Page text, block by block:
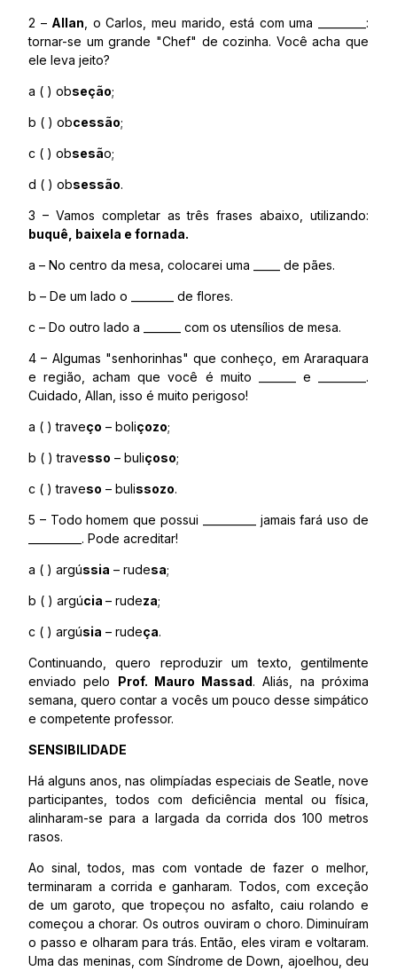
2 – Allan , o Carlos, meu marido, está com uma _________:
tornar-se um grande "Chef" de cozinha. Você acha que
ele leva jeito?
a ( ) obseção;
b ( ) obcessão;
c ( ) obsesão;
d ( ) obsessão.
3 – Vamos completar as três frases abaixo, utilizando:
buquê, baixela e fornada.
a – No centro da mesa, colocarei uma _____ de pães.
b – De um lado o ________ de flores.
c – Do outro lado a _______ com os utensílios de mesa.
4 – Algumas "senhorinhas" que conheço, em Araraquara
e região, acham que você é muito _______ e _________.
Cuidado, Allan, isso é muito perigoso!
a ( ) traveço – boliçozo;
b ( ) travesso – buliçoso;
c ( ) traveso – bulissozo.
5 – Todo homem que possui __________ jamais fará uso de
__________. Pode acreditar!
a ( ) argússia – rudesa;
b ( ) argúcia – rudeza;
c ( ) argúsia – rudeça.
Continuando, quero reproduzir um texto, gentilmente
enviado pelo Prof. Mauro Massad. Aliás, na próxima
semana, quero contar a vocês um pouco desse simpático
e competente professor.
SENSIBILIDADE
Há alguns anos, nas olimpíadas especiais de Seatle, nove
participantes, todos com deficiência mental ou física,
alinharam-se para a largada da corrida dos 100 metros
rasos.
Ao sinal, todos, mas com vontade de fazer o melhor,
terminaram a corrida e ganharam. Todos, com exceção
de um garoto, que tropeçou no asfalto, caiu rolando e
começou a chorar. Os outros ouviram o choro. Diminuíram
o passo e olharam para trás. Então, eles viram e voltaram.
Uma das meninas, com Síndrome de Down, ajoelhou, deu